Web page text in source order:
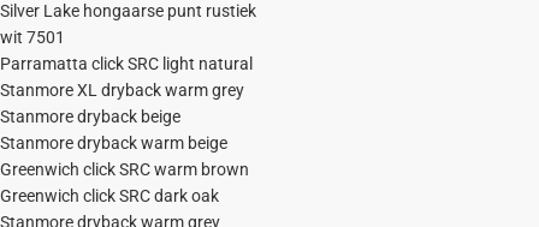
Silver Lake hongaarse punt rustiek
wit 7501
Parramatta click SRC light natural
Stanmore XL dryback warm grey
Stanmore dryback beige
Stanmore dryback warm beige
Greenwich click SRC warm brown
Greenwich click SRC dark oak
Stanmore dryback warm grey